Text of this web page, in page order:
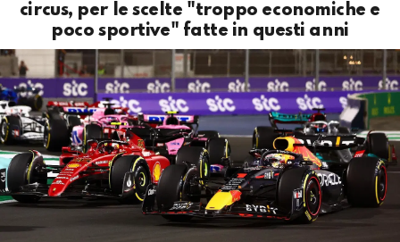
circus, per le scelte "troppo economiche e
poco sportive" fatte in questi anni